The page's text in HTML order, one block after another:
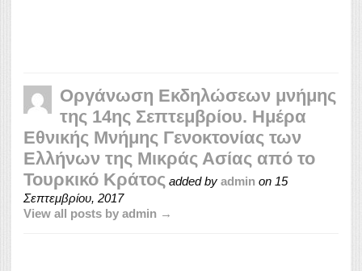
Oργάνωση Εκδηλώσεων μνήμης
της 14ης Σεπτεμβρίου. Ημέρα
Εθνικής Μνήμης Γενοκτονίας των
Ελλήνων της Μικράς Ασίας από το
Τουρκικό Κράτος added by admin on 15
Σεπτεμβρίου, 2017
View all posts by admin →